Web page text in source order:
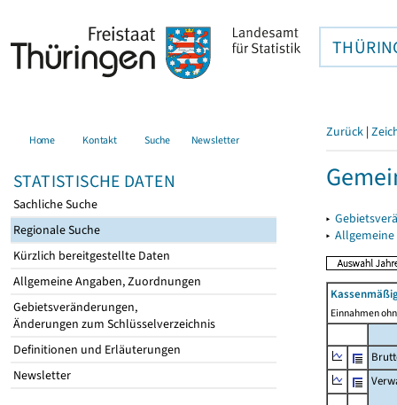
Home Kontakt Suche Newsletter
STATISTISCHE DATEN
Sachliche Suche
Regionale Suche
Kürzlich bereitgestellte Daten
Allgemeine Angaben, Zuordnungen
Gebietsveränderungen,
Änderungen zum Schlüsselverzeichnis
Definitionen und Erläuterungen
Newsletter
Zurück |
▸
▸
Einnahmen